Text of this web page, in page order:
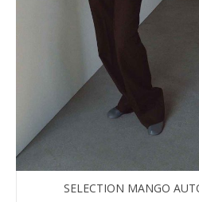
SELECTION MANGO